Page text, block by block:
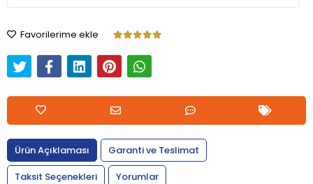
Favorilerime ekle
Ürün Açıklaması
Garanti ve Teslimat
Taksit Seçenekleri
Yorumlar